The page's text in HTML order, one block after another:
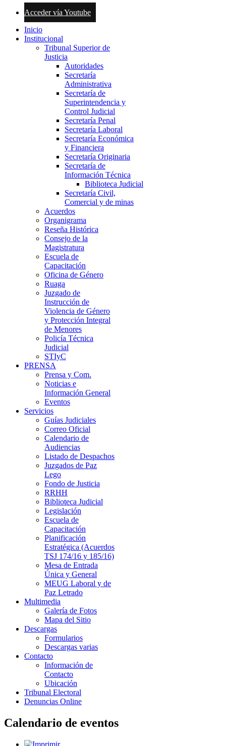
Acceder vía Youtube
Inicio
Institucional
Tribunal Superior de
Justicia
Autoridades
Secretaría
Administrativa
Secretaría de
Superintendencia y
Control Judicial
Secretaría Penal
Secretaría Laboral
Secretaría Económica
y Financiera
Secretaría Originaria
Secretaría de
Información Técnica
Biblioteca Judicial
Secretaría Civil,
Comercial y de minas
Acuerdos
Organigrama
Reseña Histórica
Consejo de la
Magistratura
Escuela de
Capacitación
Oficina de Género
Ruaga
Juzgado de
Instrucción de
Violencia de Género
y Protección Integral
de Menores
Policía Técnica
Judicial
STIyC
PRENSA
Prensa y Com.
Noticias e
Información General
Eventos
Servicios
Guías Judiciales
Correo Oficial
Calendario de
Audiencias
Listado de Despachos
Juzgados de Paz
Lego
Fondo de Justicia
RRHH
Biblioteca Judicial
Legislación
Escuela de
Capacitación
Planificación
Estratégica (Acuerdos
TSJ 174/16 y 185/16)
Mesa de Entrada
Única y General
MEUG Laboral y de
Paz Letrado
Multimedia
Galería de Fotos
Mapa del Sitio
Descargas
Formularios
Descargas varias
Contacto
Información de
Contacto
Ubicación
Tribunal Electoral
Denuncias Online
Calendario de eventos